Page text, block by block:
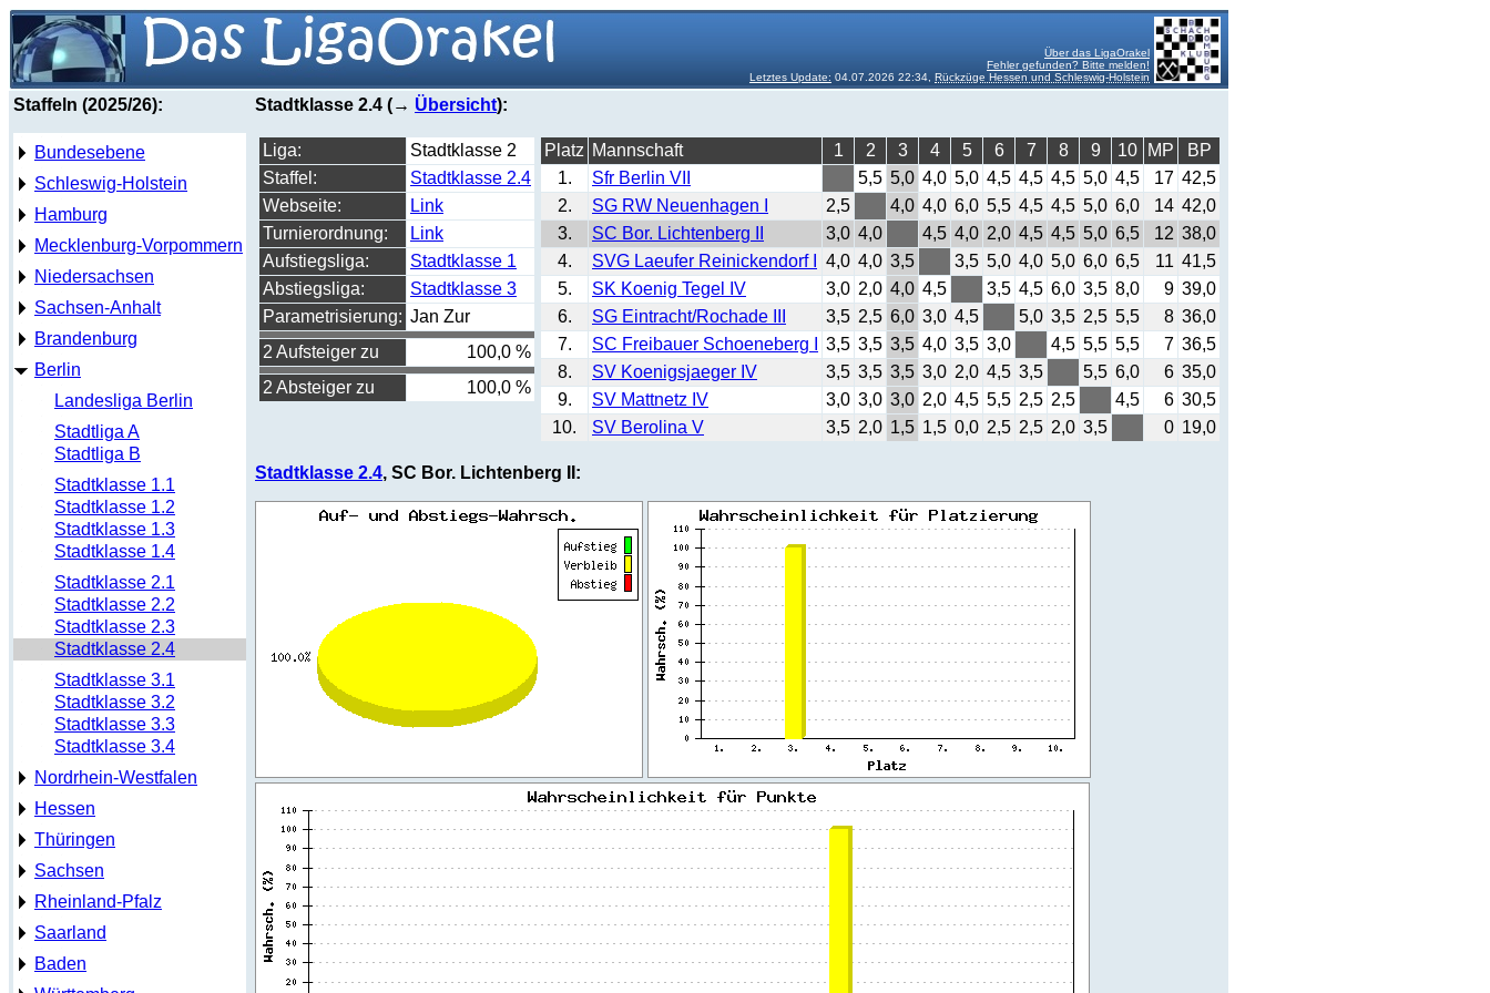
Über das LigaOrakel
Fehler gefunden? Bitte melden!
Letztes Update: 04.07.2026 22:34, Rückzüge Hessen und Schleswig-Holstein
Staffeln (2025/26):
Bundesebene
Schleswig-Holstein
Hamburg
Mecklenburg-Vorpommern
Niedersachsen
Sachsen-Anhalt
Brandenburg
Berlin
Landesliga Berlin
Stadtliga A
Stadtliga B
Stadtklasse 1.1
Stadtklasse 1.2
Stadtklasse 1.3
Stadtklasse 1.4
Stadtklasse 2.1
Stadtklasse 2.2
Stadtklasse 2.3
Stadtklasse 2.4
Stadtklasse 3.1
Stadtklasse 3.2
Stadtklasse 3.3
Stadtklasse 3.4
Nordrhein-Westfalen
Hessen
Thüringen
Sachsen
Rheinland-Pfalz
Saarland
Baden
Stadtklasse 2.4 (→ Übersicht):
Liga:
Stadtklasse 2
Staffel:
Stadtklasse 2.4
Webseite:
Link
Turnierordnung:
Link
Aufstiegsliga:
Stadtklasse 1
Abstiegsliga:
Stadtklasse 3
Parametrisierung: Jan Zur
2 Aufsteiger zu
100,0 %
2 Absteiger zu
100,0 %
Platz Mannschaft 1 2 3 4 5 6 7 8 9 10 MP
BP
1.
Sfr Berlin VII 5,5 5,0 4,0 5,0 4,5 4,5 4,5 5,0 4,5 17 42,5
2.
SG RW Neuenhagen I 2,5 4,0 4,0 6,0 5,5 4,5 4,5 5,0 6,0 14 42,0
3.
SC Bor. Lichtenberg II 3,0 4,0 4,5 4,0 2,0 4,5 4,5 5,0 6,5 12 38,0
4.
SVG Laeufer Reinickendorf I 4,0 4,0 3,5 3,5 5,0 4,0 5,0 6,0 6,5 11 41,5
5.
SK Koenig Tegel IV 3,0 2,0 4,0 4,5 3,5 4,5 6,0 3,5 8,0 9 39,0
6.
SG Eintracht/Rochade III 3,5 2,5 6,0 3,0 4,5 5,0 3,5 2,5 5,5 8 36,0
7.
SC Freibauer Schoeneberg I 3,5 3,5 3,5 4,0 3,5 3,0 4,5 5,5 5,5 7 36,5
8.
SV Koenigsjaeger IV 3,5 3,5 3,5 3,0 2,0 4,5 3,5 5,5 6,0 6 35,0
9.
SV Mattnetz IV 3,0 3,0 3,0 2,0 4,5 5,5 2,5 2,5 4,5 6 30,5
10.
SV Berolina V 3,5 2,0 1,5 1,5 0,0 2,5 2,5 2,0 3,5 0 19,0
Stadtklasse 2.4, SC Bor. Lichtenberg II: